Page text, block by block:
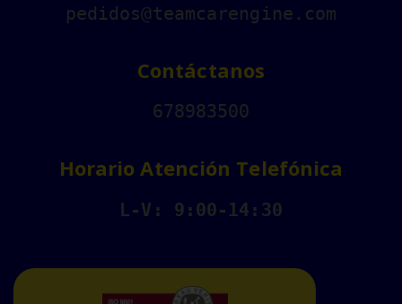
pedidos@teamcarengine.com
Contáctanos
678983500
Horario Atención Telefónica
L-V: 9:00-14:30